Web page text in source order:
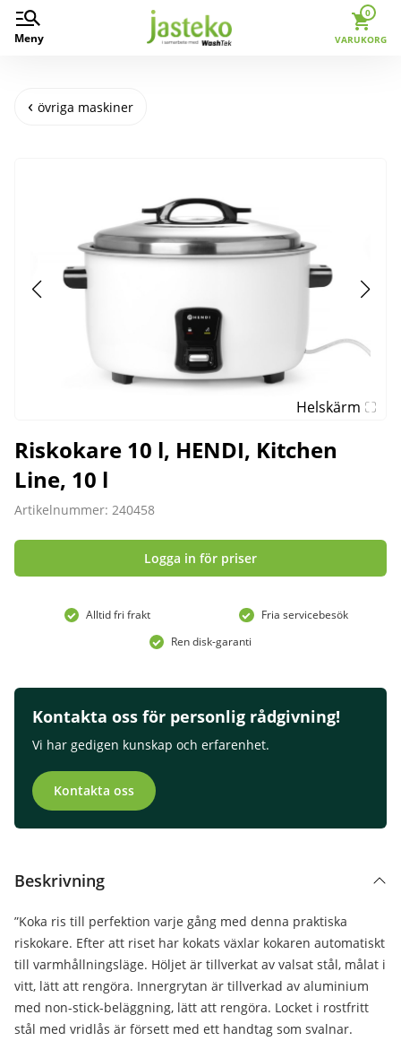
Meny
0
VARUKORG
övriga maskiner
Helskärm
Riskokare 10 l, HENDI, Kitchen
Line, 10 l
Artikelnummer: 240458
Logga in för priser
Alltid fri frakt
Fria servicebesök
Ren disk-garanti
Kontakta oss för personlig rådgivning!
Vi har gedigen kunskap och erfarenhet.
Kontakta oss
Beskrivning
”Koka ris till perfektion varje gång med denna praktiska
riskokare. Efter att riset har kokats växlar kokaren automatiskt
till varmhållningsläge. Höljet är tillverkat av valsat stål, målat i
vitt, lätt att rengöra. Innergrytan är tillverkad av aluminium
med non-stick-beläggning, lätt att rengöra. Locket i rostfritt
stål med vridlås är försett med ett handtag som svalnar.